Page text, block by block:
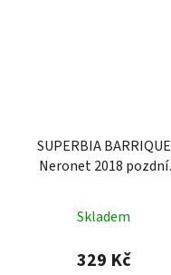
SUPERBIA BARRIQUE
Neronet 2018 pozdní
Skladem
329 Kč